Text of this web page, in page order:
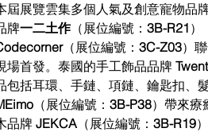
屆展覽雲集多個人氣及創意寵物品
牌一二土作（展位編號： 3B-R21 ）
（展位編號： 3C-Z03）
場首發。泰國的手工飾品品牌
包括耳環、手鏈、項鏈、鑰匙扣、
（展位編號： 3B-P38）帶來療
品牌 JEKCA （展位編號： 3B-R19